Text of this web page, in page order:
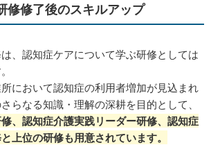
修修了後のスキルアップ
、認知症ケアについて学ぶ研修としては
において認知症の利用者増加が見込まれ
らなる知識・理解の深耕を目的として、
、認知症介護実践リーダー研修、認知症
上位の研修も用意されています。